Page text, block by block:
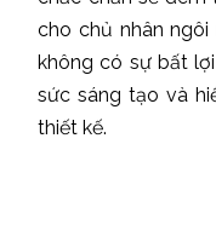
cho chủ nhân ngôi
không có sự bất
sức sáng tạo và
thiết kế.